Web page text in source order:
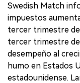
Swedish Match
impuestos
tercer trimestre de
tercer trimestre de
desempeño al
humo en Estados
estadounidense.